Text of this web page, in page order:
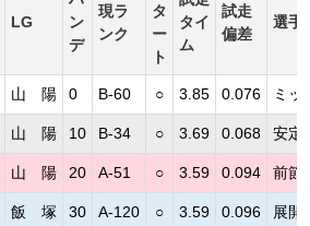
LG
ン
デ
現ラ
ンク
タ
ー
ト
タイ
ム
試走
偏差
選手
山 陽 0 B-60 ○ 3.85 0.076 ミッ
山 陽 10 B-34 ○ 3.69 0.068 安定
山 陽 20 A-51 ○ 3.59 0.094 前節
飯 塚 30 A-120 ○ 3.59 0.096 展開